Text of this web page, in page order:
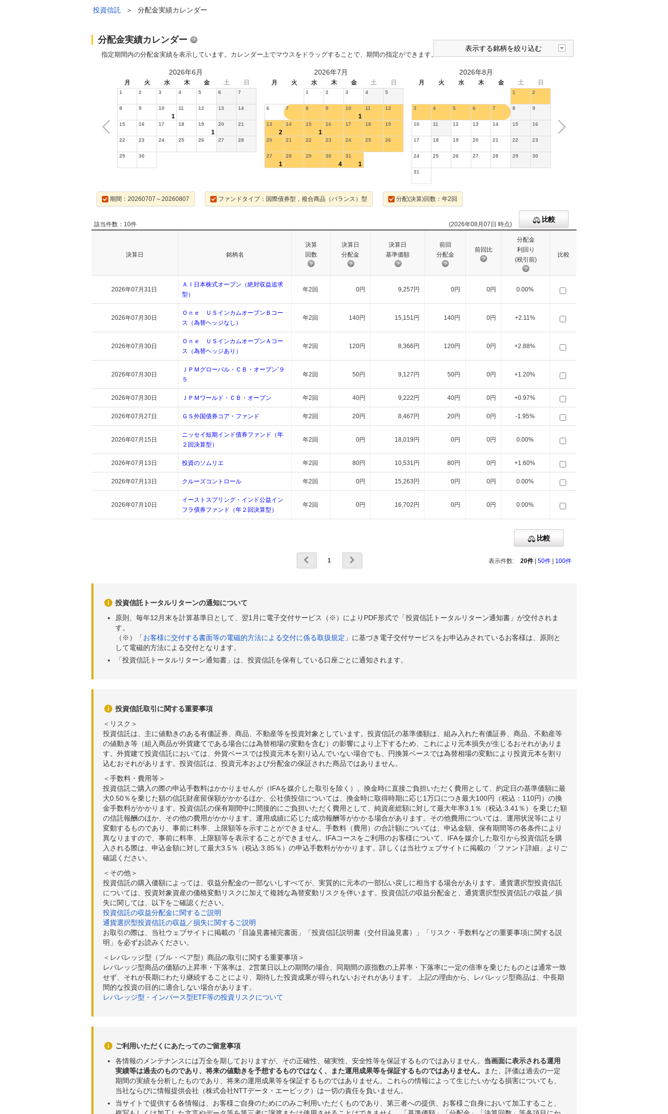
投資信託 ＞ 分配金実績カレンダー
分配金実績カレンダー
表示する銘柄を絞り込む
指定期間内の分配金実績を表示しています。カレンダー上でマウスをドラッグすることで、期間の指定ができます。
2026年6月 2026年7月 2026年8月
月 火 水 木 金 土 日 月 火 水 木 金 土 日 月 火 水 木 金 土 日
1 2 3 4 5 6 7
8 9 10
1
11 12 13 14
15 16 17 18 19
1
20 21
22 23 24 25 26 27 28
29 30
1 2 3 4 5
6 7 8 9 10
1
11 12
13
2
14 15
1
16 17 18 19
20 21 22 23 24 25 26
27
1
28 29 30
4
31
1
1 2
3 4 5 6 7 8 9
10 11 12 13 14 15 16
17 18 19 20 21 22 23
24 25 26 27 28 29 30
31
期間：20260707～20260807 ファンドタイプ：国際債券型，複合商品（バランス）型 分配(決算)回数：年2回
該当件数：10件
比較
(2026年08月07日 時点)
決算日 銘柄名
決算
回数
決算日
分配金
決算日
基準価額
前回
分配金
前回比
分配金
利回り
(税引前)
比較
2026年07月31日
ＡＩ日本株式オープン（絶対収益追求
型）
年2回 0円 9,257円 0円 0円 0.00%
2026年07月30日
Ｏｎｅ ＵＳインカムオープンＢコー
ス（為替ヘッジなし）
年2回 140円 15,151円 140円 0円 +2.11%
2026年07月30日
Ｏｎｅ ＵＳインカムオープンＡコー
ス（為替ヘッジあり）
年2回 120円 8,366円 120円 0円 +2.88%
2026年07月30日
ＪＰＭグローバル・ＣＢ・オープン’９
５
年2回 50円 9,127円 50円 0円 +1.20%
2026年07月30日 ＪＰＭワールド・ＣＢ・オープン 年2回 40円 9,222円 40円 0円 +0.97%
2026年07月27日 ＧＳ外国債券コア・ファンド 年2回 20円 8,467円 20円 0円 -1.95%
2026年07月15日
ニッセイ短期インド債券ファンド（年
２回決算型）
年2回 0円 18,019円 0円 0円 0.00%
2026年07月13日 投資のソムリエ 年2回 80円 10,531円 80円 0円 +1.60%
2026年07月13日 クルーズコントロール 年2回 0円 15,263円 0円 0円 0.00%
2026年07月10日
イーストスプリング・インド公益イン
フラ債券ファンド（年２回決算型）
年2回 0円 16,702円 0円 0円 0.00%
比較
1 表示件数: 20件 50件 100件
投資信託トータルリターンの通知について
原則、毎年12月末を計算基準日として、翌1月に電子交付サービス（※）によりPDF形式で「投資信託トータルリターン通知書」が交付されま
す。
（※）「お客様に交付する書面等の電磁的方法による交付に係る取扱規定 」に基づき電子交付サービスをお申込みされているお客様は、原則と
して電磁的方法による交付となります。
「投資信託トータルリターン通知書」は、投資信託を保有している口座ごとに通知されます。
投資信託取引に関する重要事項
＜リスク＞
投資信託は、主に値動きのある有価証券、商品、不動産等を投資対象としています。投資信託の基準価額は、組み入れた有価証券、商品、不動産等
の値動き等（組入商品が外貨建てである場合には為替相場の変動を含む）の影響により上下するため、これにより元本損失が生じるおそれがありま
す。外貨建て投資信託においては、外貨ベースでは投資元本を割り込んでいない場合でも、円換算ベースでは為替相場の変動により投資元本を割り
込むおそれがあります。投資信託は、投資元本および分配金の保証された商品ではありません。
＜手数料・費用等＞
投資信託ご購入の際の申込手数料はかかりませんが（IFAを媒介した取引を除く）、換金時に直接ご負担いただく費用として、約定日の基準価額に最
大0.50％を乗じた額の信託財産留保額がかかるほか、公社債投信については、換金時に取得時期に応じ1万口につき最大100円（税込：110円）の換
金手数料がかかります。投資信託の保有期間中に間接的にご負担いただく費用として、純資産総額に対して最大年率3.1％（税込:3.41％）を乗じた額
の信託報酬のほか、その他の費用がかかります。運用成績に応じた成功報酬等がかかる場合があります。その他費用については、運用状況等により
変動するものであり、事前に料率、上限額等を示すことができません。手数料（費用）の合計額については、申込金額、保有期間等の各条件により
異なりますので、事前に料率、上限額等を表示することができません。IFAコースをご利用のお客様について、IFAを媒介した取引から投資信託を購
入される際は、申込金額に対して最大3.5％（税込:3.85％）の申込手数料がかかります。詳しくは当社ウェブサイトに掲載の「ファンド詳細」よりご
確認ください。
＜その他＞
投資信託の購入価額によっては、収益分配金の一部ないしすべてが、実質的に元本の一部払い戻しに相当する場合があります。通貨選択型投資信託
については、投資対象資産の価格変動リスクに加えて複雑な為替変動リスクを伴います。投資信託の収益分配金と、通貨選択型投資信託の収益／損
失に関しては、以下をご確認ください。
投資信託の収益分配金に関するご説明
通貨選択型投資信託の収益／損失に関するご説明
お取引の際は、当社ウェブサイトに掲載の「目論見書補完書面」「投資信託説明書（交付目論見書）」「リスク・手数料などの重要事項に関する説
明」を必ずお読みください。
＜レバレッジ型（ブル・ベア型）商品の取引に関する重要事項＞
レバレッジ型商品の価額の上昇率・下落率は、2営業日以上の期間の場合、同期間の原指数の上昇率・下落率に一定の倍率を乗じたものとは通常一致
せず、それが長期にわたり継続することにより、期待した投資成果が得られないおそれがあります。 上記の理由から、レバレッジ型商品は、中長期
間的な投資の目的に適合しない場合があります。
レバレッジ型・インバース型ETF等の投資リスクについて
ご利用いただくにあたってのご留意事項
各情報のメンテナンスには万全を期しておりますが、その正確性、確実性、安全性等を保証するものではありません。 当画面に表示される運用
実績等は過去のものであり、将来の値動きを予想するものではなく、また運用成果等を保証するものではありません。
また、評価は過去の一定
期間の実績を分析したものであり、将来の運用成果等を保証するものではありません。これらの情報によって生じたいかなる損害についても、
当社ならびに情報提供会社（株式会社NTTデータ・エービック）は一切の責任を負いません。
当サイトで提供する各情報は、お客様ご自身のためにのみご利用いただくものであり、第三者への提供、お客様ご自身において加工すること、